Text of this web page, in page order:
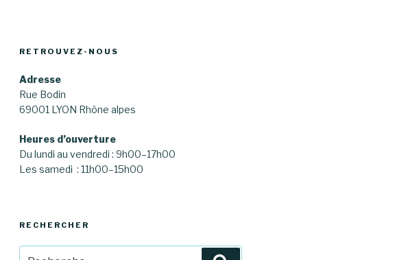
RETROUVEZ-NOUS
Adresse
Rue Bodin
69001 LYON Rhône alpes
Heures d’ouverture
Du lundi au vendredi : 9h00–17h00
Les samedi : 11h00–15h00
RECHERCHER